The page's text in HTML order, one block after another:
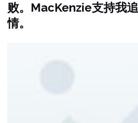
败。MacKenzie支持我
情。